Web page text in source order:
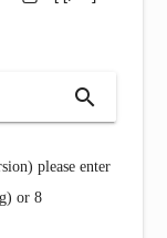
search
please enter
or 8